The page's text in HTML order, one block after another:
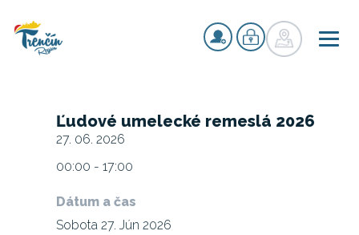
Ľudové umelecké remeslá 2026
27. 06. 2026
00:00 - 17:00
Dátum a čas
Sobota 27. Jún 2026